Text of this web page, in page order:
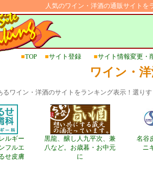
人気のワイン・洋酒の通販サイトを
■TOP ■サイト登録 ■サイト情報変更・
ワイン・
るワイン・洋酒のサイトをランキング表示！選り
ルギー
フルエ
せ皮膚
黒龍、醸し人九平次、兼
八など。お歳暮・お中元
に
名谷
ニ